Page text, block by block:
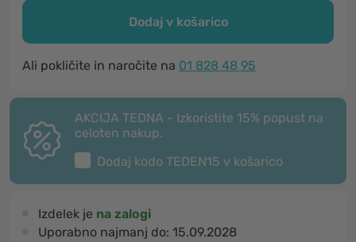
Dodaj v košarico
Ali pokličite in naročite na 01 828 48 95
AKCIJA TEDNA - Izkoristite 15% popust na
celoten nakup.
Dodaj kodo TEDEN15 v košarico
Izdelek je na zalogi
Uporabno najmanj do: 15.09.2028